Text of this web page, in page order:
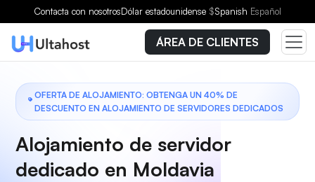
Contacta con nosotrosDólar estadounidense $Spanish Español
ÁREA DE CLIENTES
OFERTA DE ALOJAMIENTO: OBTENGA UN 40% DE
DESCUENTO EN ALOJAMIENTO DE SERVIDORES DEDICADOS
Alojamiento de servidor
dedicado en Moldavia